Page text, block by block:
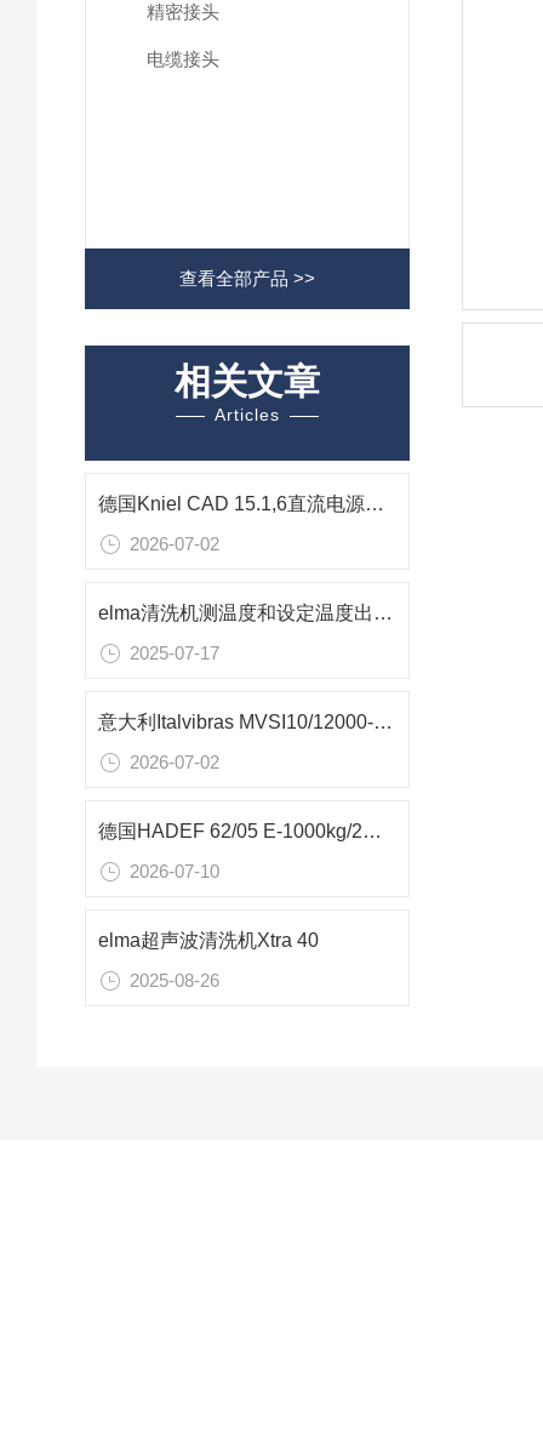
精密接头
电缆接头
查看全部产品 >>
相关文章
Articles
德国Kniel CAD 15.1,6直流电源：半导体检测专用15V精密供电解决方案
2026-07-02
elma清洗机测温度和设定温度出现大范围误差原理
2025-07-17
意大利Italvibras MVSI10/12000-S02防爆振动电机在大型原煤振动筛的应用
2026-07-02
德国HADEF 62/05 E-1000kg/2电动环链葫芦 车间轻量化高效吊装设备技术解析
2026-07-10
elma超声波清洗机Xtra 40
2025-08-26